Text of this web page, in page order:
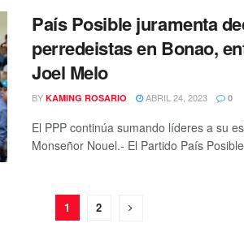
País Posible juramenta
perredeistas en Bonao,
Joel Melo
BY KAMING ROSARIO ABRIL 24, 2023 0
El PPP continúa sumando líderes a su
Monseñor Nouel.- El Partido País
1 2